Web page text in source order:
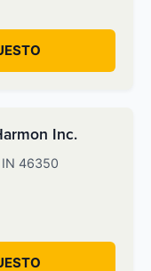
Inc.
IN 46350